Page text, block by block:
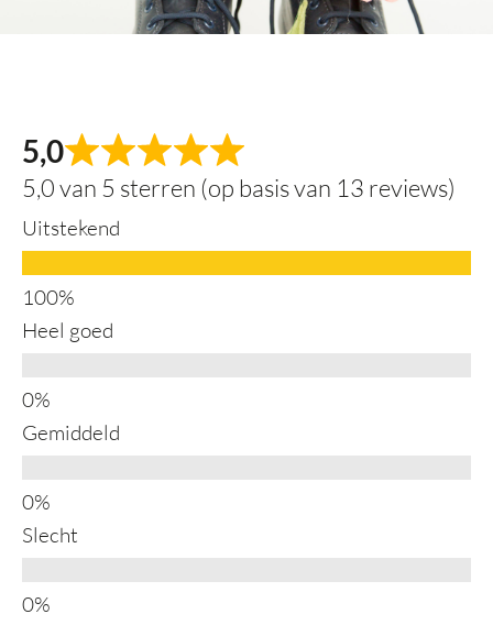
5,0
5,0 van 5 sterren (op basis van 13 reviews)
Uitstekend
Heel goed
Gemiddeld
Slecht